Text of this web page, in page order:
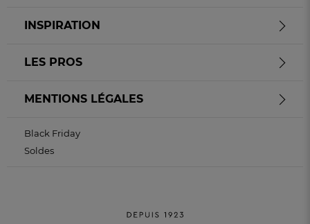
INSPIRATION
LES PROS
MENTIONS LÉGALES
Black Friday
Soldes